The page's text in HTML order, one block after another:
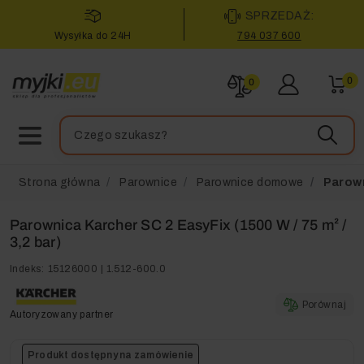
Wysyłka do 24H
SPRZEDAŻ:
794 037 600
0 0
Strona główna Parownice Parownice domowe
Parownica Karcher SC 2 EasyFix (1500 W / 75 m² /
3,2 bar)
Indeks: 15126000 | 1.512-600.0
Autoryzowany partner
Porównaj
Produkt dostępny na zamówienie